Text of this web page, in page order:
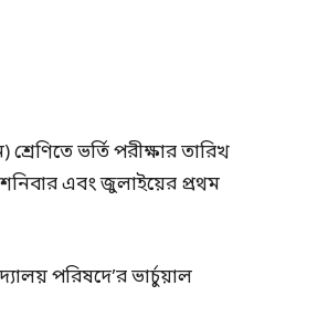
ভর্তি পরীক্ষার তারিখ
শনিবার এবং জুলাইয়ের প্রথম
পরিষদে’র ভার্চুয়াল